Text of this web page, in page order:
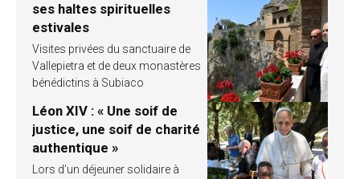
ses haltes spirituelles
estivales
Visites privées du sanctuaire de
Vallepietra et de deux monastères
bénédictins à Subiaco
Léon XIV : « Une soif de
justice, une soif de charité
authentique »
Lors d’un déjeuner solidaire à